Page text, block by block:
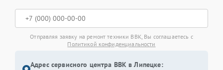
Отправляя заявку на ремонт техники BBK, Вы соглашаетесь с
Политикой конфиденциальности
Адрес сервисного центра BBK в Липецке: